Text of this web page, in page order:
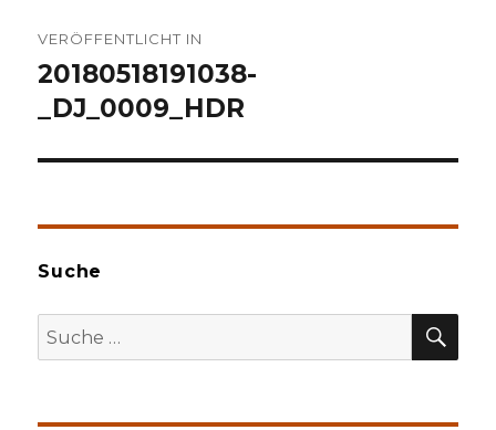
VERÖFFENTLICHT IN
20180518191038-
_DJ_0009_HDR
Suche
Suche
nach: